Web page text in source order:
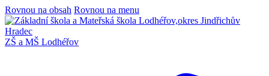
Rovnou na obsah Rovnou na menu
ZŠ a MŠ Lodhéřov